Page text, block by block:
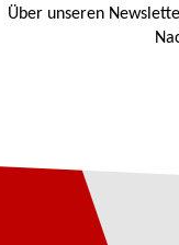
Über unseren